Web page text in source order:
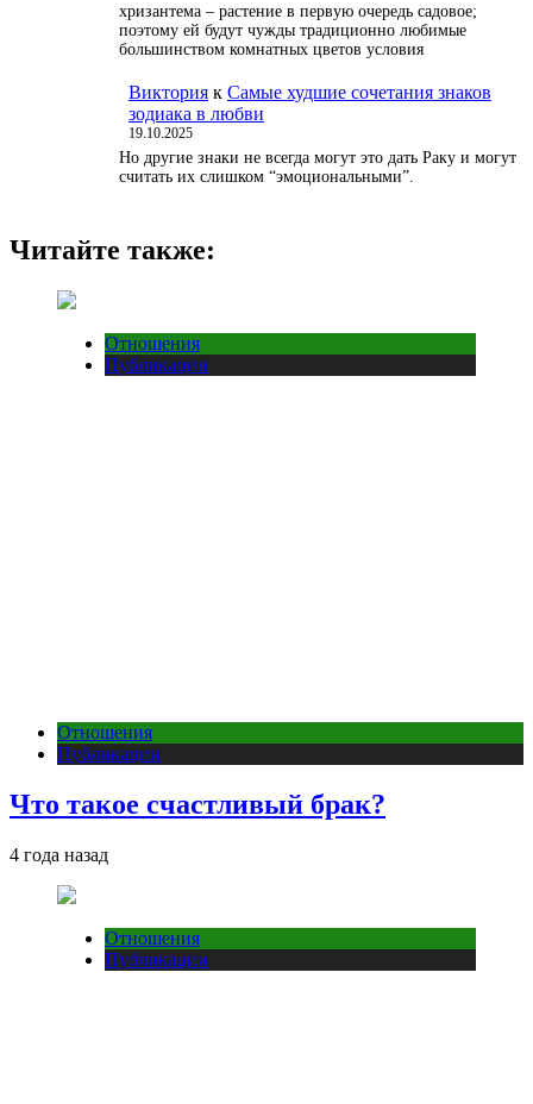
хризантема – растение в первую очередь садовое;
поэтому ей будут чужды традиционно любимые
большинством комнатных цветов условия
Виктория к Самые худшие сочетания знаков
зодиака в любви
19.10.2025
Но другие знаки не всегда могут это дать Раку и могут
считать их слишком “эмоциональными”.
Читайте также:
Отношения
Публикации
Отношения
Публикации
Что такое счастливый брак?
4 года назад
Отношения
Публикации